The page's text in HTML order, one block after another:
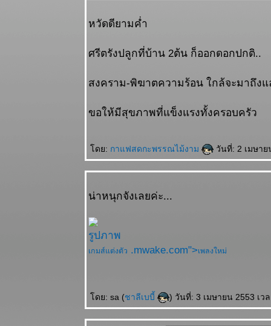
หวัดดียามค่ำ
ศรีตรังปลูกที่บ้าน 2ต้น ก็ออกดอกปกติ..
สงคราม-พิฆาตความร้อน ใกล้จะมาถึงแ
ขอให้มีสุขภาพที่แข็งแรงทั้งครอบครัว
ดย: กาแฟสดกะพรรณไม้งาม วันที่: 2 เมษาย
น่าหนุกจังเลยค่ะ...
เกมส์แต่งตัว .mwake.com">เพลงใหม่
ดย: sa (ชาลีเบบี้ ) วันที่: 3 เมษายน 2553 เว